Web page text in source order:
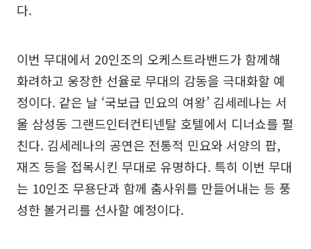
다.
이번 무대에서 20인조의 오케스트라밴드가 함께해
화려하고 웅장한 선율로 무대의 감동을 극대화할 예
정이다. 같은 날 ‘국보급 민요의 여왕’ 김세레나는 서
울 삼성동 그랜드인터컨티넨탈 호텔에서 디너쇼를 펼
친다. 김세레나의 공연은 전통적 민요와 서양의 팝,
재즈 등을 접목시킨 무대로 유명하다. 특히 이번 무대
는 10인조 무용단과 함께 춤사위를 만들어내는 등 풍
성한 볼거리를 선사할 예정이다.